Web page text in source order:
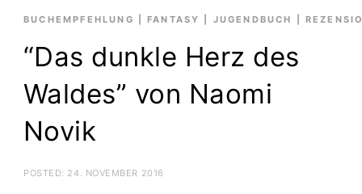
BUCHEMPFEHLUNG FANTASY JUGENDBUCH
“Das dunkle Herz des
Waldes” von Naomi
Novik
POSTED: 24. NOVEMBER 2016